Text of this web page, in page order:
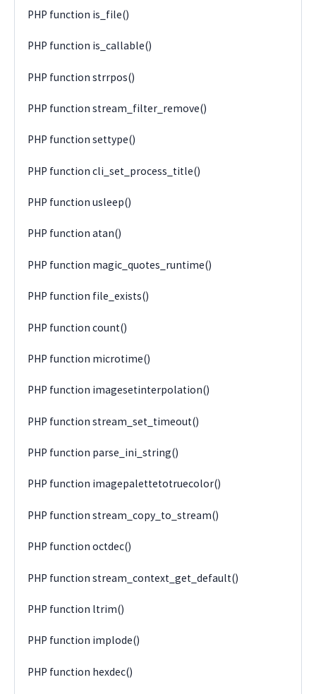
PHP function is_file()
PHP function is_callable()
PHP function strrpos()
PHP function stream_filter_remove()
PHP function settype()
PHP function cli_set_process_title()
PHP function usleep()
PHP function atan()
PHP function magic_quotes_runtime()
PHP function file_exists()
PHP function count()
PHP function microtime()
PHP function imagesetinterpolation()
PHP function stream_set_timeout()
PHP function parse_ini_string()
PHP function imagepalettetotruecolor()
PHP function stream_copy_to_stream()
PHP function octdec()
PHP function stream_context_get_default()
PHP function ltrim()
PHP function implode()
PHP function hexdec()